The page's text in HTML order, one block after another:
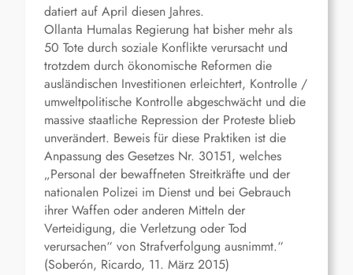
datiert auf April diesen Jahres.
Ollanta Humalas Regierung hat bisher mehr als
50 Tote durch soziale Konflikte verursacht und
trotzdem durch ökonomische Reformen die
ausländischen Investitionen erleichtert, Kontrolle /
umweltpolitische Kontrolle abgeschwächt und die
massive staatliche Repression der Proteste blieb
unverändert. Beweis für diese Praktiken ist die
Anpassung des Gesetzes Nr. 30151, welches
„Personal der bewaffneten Streitkräfte und der
nationalen Polizei im Dienst und bei Gebrauch
ihrer Waffen oder anderen Mitteln der
Verteidigung, die Verletzung oder Tod
verursachen“ von Strafverfolgung ausnimmt.“
(Soberón, Ricardo, 11. März 2015)